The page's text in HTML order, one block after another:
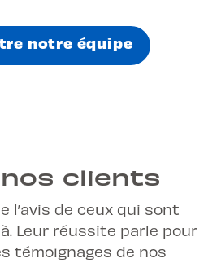
notre équipe
nos clients
l’avis de ceux qui sont
Leur réussite parle pour
témoignages de nos